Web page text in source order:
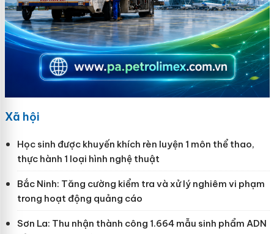
Xã hội
Học sinh được khuyến khích rèn luyện 1 môn thể thao,
thực hành 1 loại hình nghệ thuật
Bắc Ninh: Tăng cường kiểm tra và xử lý nghiêm vi phạm
trong hoạt động quảng cáo
Sơn La: Thu nhận thành công 1.664 mẫu sinh phẩm ADN